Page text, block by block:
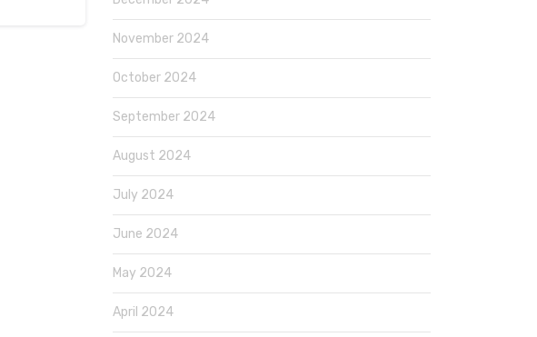
November 2024
October 2024
September 2024
August 2024
July 2024
June 2024
May 2024
April 2024